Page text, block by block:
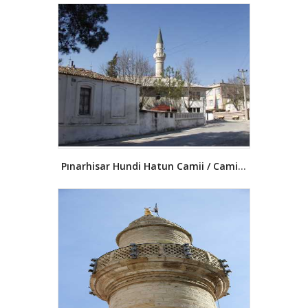
dahil tüm Trakya’yı istila etmiştir.
Daha sonra bölgede Keltler, onun
akabinde de Roma egemenliği dikkat
çekmektedir. M.S. IV. yy’da
Ostrogotlar Trakya’yı istila etmiş, bu
istila sırasında Kırklareli de önemli
oranda tahribe maruz kalmıştır.
Trakya M.S. 441-447 yıllarında bu kez
Hunlar’ın istilasına uğramıştır. Bu
istila sırasında Philipopolis (Filibe) ve
Arkadiopolis (Lüleburgaz) başta
olmak üzere, 70 şehir ve kasabanın
tahribe uğradığı bilinmektedir.
Kırklareli Bizans dönemindeki tarihi
boyunca da Balkanlardan inen
tehlikelerin devamlı tehdidi altında
kalmıştır. İmparator I. Justinianus
(527-565) mevcut surları tekrar
onartmış, Vize ve Kıyıköy surlarını ise
inşa ettirme gereğini duymuştur.
Bölge, daha sonra sırayla Avar
akınları, Peçenekler ve Haçlı
Pınarhisar Hundi Hatun Camii / Cami-i Kebir